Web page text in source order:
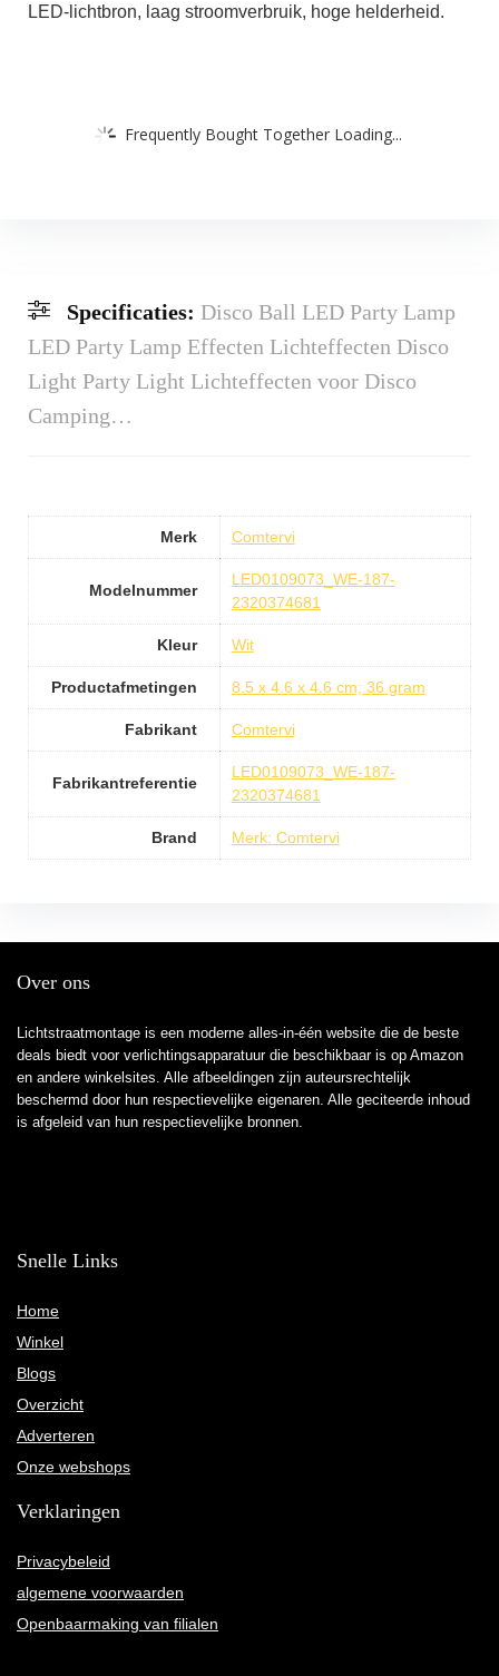
LED-lichtbron, laag stroomverbruik, hoge helderheid.
Frequently Bought Together Loading...
Specificaties: Disco Ball LED Party Lamp
LED Party Lamp Effecten Lichteffecten Disco
Light Party Light Lichteffecten voor Disco
Camping…
Merk Comtervi
Modelnummer
LED0109073_WE-187-
2320374681
Kleur Wit
Productafmetingen 8.5 x 4.6 x 4.6 cm; 36 gram
Fabrikant Comtervi
Fabrikantreferentie
LED0109073_WE-187-
2320374681
Brand Merk: Comtervi
Over ons
Lichtstraatmontage is een moderne alles-in-één website die de beste
deals biedt voor verlichtingsapparatuur die beschikbaar is op Amazon
en andere winkelsites. Alle afbeeldingen zijn auteursrechtelijk
beschermd door hun respectievelijke eigenaren. Alle geciteerde inhoud
is afgeleid van hun respectievelijke bronnen.
Snelle Links
Home
Winkel
Blogs
Overzicht
Adverteren
Onze webshops
Verklaringen
Privacybeleid
algemene voorwaarden
Openbaarmaking van filialen